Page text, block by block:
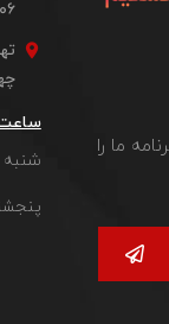
ما را
شنبه تا
پنجشنبه: ۹:۳۰ صبح